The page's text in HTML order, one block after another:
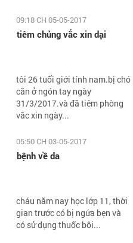
09:18 CH 05-05-2017
tiêm chủng vắc xin dại
tôi 26 tuổi giới tính nam.bị chó
cắn ở ngón tay ngày
31/3/2017.và đã tiêm phòng
vắc xin ngày...
05:50 CH 03-05-2017
bệnh về da
cháu năm nay học lớp 11, thời
gian trước có bị ngứa bẹn và
có sử dụng thuốc bôi...